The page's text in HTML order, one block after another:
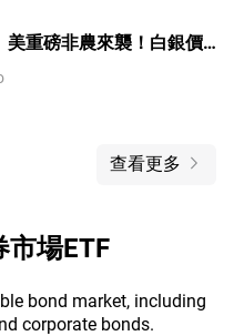
美重磅非農來襲！白銀價
創一個多月新高
查看更多
場ETF
bond market, including
corporate bonds.